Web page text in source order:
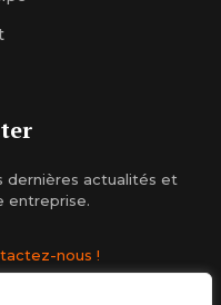
dernières actualités et
entreprise.
nous !